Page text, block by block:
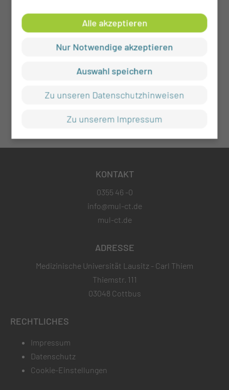
KONTAKT
0355 46 -0
info@mul-ct.de
mul-ct.de
ADRESSE
Medizinische Universität Lausitz - Carl Thiem
Thiemstr. 111
03048 Cottbus
RECHTLICHES
Impressum
Datenschutz
Cookie-Einstellungen
Alle akzeptieren
Nur Notwendige akzeptieren
Auswahl speichern
Zu unseren Datenschutzhinweisen
Zu unserem Impressum